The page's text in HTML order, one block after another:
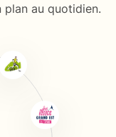
au quotidien.